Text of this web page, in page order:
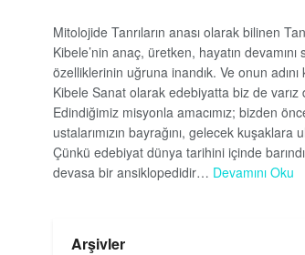
Mitolojide Tanrıların anası olarak bilinen
Kibele’nin anaç, üretken, hayatın devamını
özelliklerinin uğruna inandık. Ve onun adını
Kibele Sanat olarak edebiyatta biz de varız
Edindiğimiz misyonla amacımız; bizden
ustalarımızın bayrağını, gelecek kuşaklara
Çünkü edebiyat dünya tarihini içinde
devasa bir ansiklopedidir… Devamını Oku
Arşivler